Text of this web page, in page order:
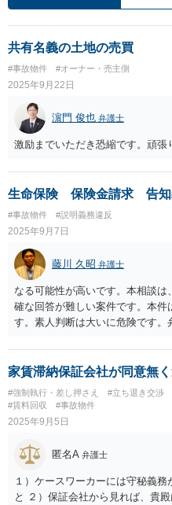
共有名義の土地の売買
#事故物件 #オーナー・売主側
2025年9月22日
濵門 俊也 弁護士
激励までいただき恐縮です。頑張
生命保険 保険金請求 告知
#事故物件 #説明義務違反
2025年9月7日
藤川 久昭 弁護士
なる可能性が高いです。本相談
確な回答が難しい案件です。本
す。素人判断は大いに危険です
ますよう祈念しております。
家賃滞納保証会社が同意無
#強制執行・差し押さえ #立ち退き交渉
#賃料回収
#事故物件
2025年9月5日
匿名A 弁護士
１）ケースワーカーには守秘義
と ２）保証会社から見れば、貴